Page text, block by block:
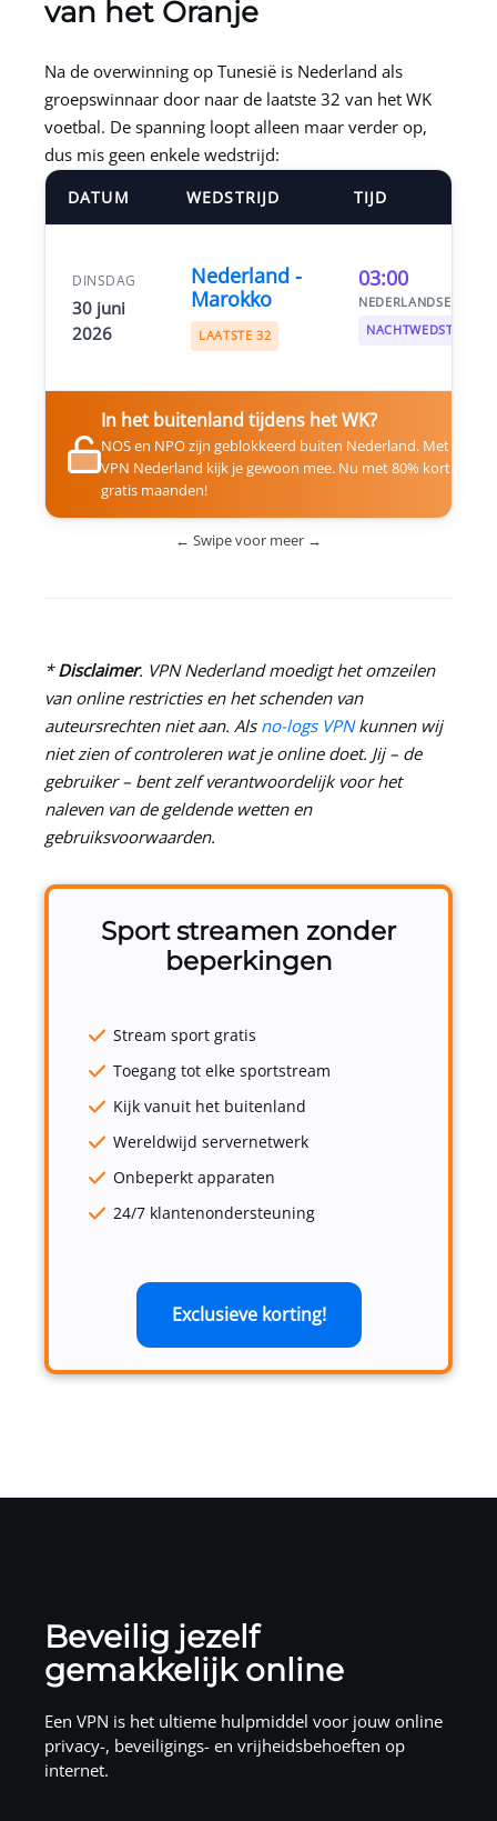
van het Oranje
Na de overwinning op Tunesië is Nederland als
groepswinnaar door naar de laatste 32 van het WK
voetbal. De spanning loopt alleen maar verder op,
dus mis geen enkele wedstrijd:
DATUM WEDSTRIJD TIJD
DINSDAG
30 juni
2026
Nederland -
Marokko
LAATSTE 32
03:00
NEDERLANDSE TIJD
NACHTWEDSTRIJD
In het buitenland tijdens het WK?
NOS en NPO zijn geblokkeerd buiten Nederland. Met
VPN Nederland kijk je gewoon mee. Nu met 80% korting + 3
gratis maanden!
← Swipe voor meer →
*Disclaimer. VPN Nederlandmoedigt het omzeilen
van online restricties en het schenden van
auteursrechten niet aan. Als no-logs VPNkunnen wij
niet zien of controleren wat je online doet. Jij – de
gebruiker – bent zelf verantwoordelijk voor het
naleven van de geldende wetten en
gebruiksvoorwaarden.
Sport streamen zonder
beperkingen
Stream sport gratis
Toegang tot elke sportstream
Kijk vanuit het buitenland
Wereldwijd servernetwerk
Onbeperkt apparaten
24/7 klantenondersteuning
Exclusieve korting!
Beveilig jezelf
gemakkelijk online
Een VPN is het ultieme hulpmiddel voor jouw online
privacy-, beveiligings- en vrijheidsbehoeften op
internet.